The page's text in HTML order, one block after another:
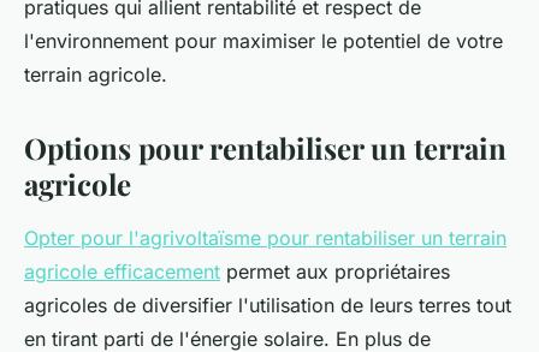
pratiques qui allient rentabilité et respect de
l'environnement pour maximiser le potentiel de votre
terrain agricole.
Options pour rentabiliser un terrain
agricole
Opter pour l'agrivoltaïsme pour rentabiliser un terrain
agricole efficacement permet aux propriétaires
agricoles de diversifier l'utilisation de leurs terres tout
en tirant parti de l'énergie solaire. En plus de